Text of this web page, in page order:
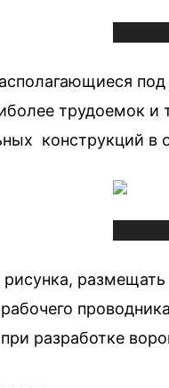
трудоемок и
конструкций в
рисунка,
разработке